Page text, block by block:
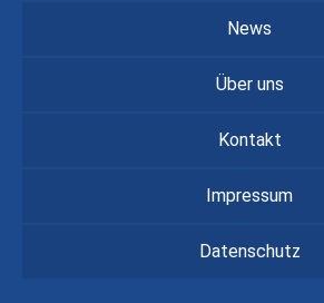
News
Über uns
Kontakt
Impressum
Datenschutz